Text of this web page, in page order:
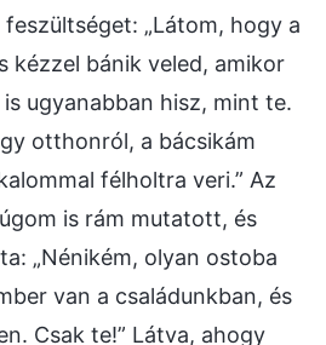
„Látom, hogy a
kézzel bánik veled, amikor
ugyanabban hisz, mint te.
otthonról, a bácsikám
félholtra veri.” Az
is rám mutatott, és
„Nénikém, olyan ostoba
van a családunkban, és
Csak te!” Látva, ahogy